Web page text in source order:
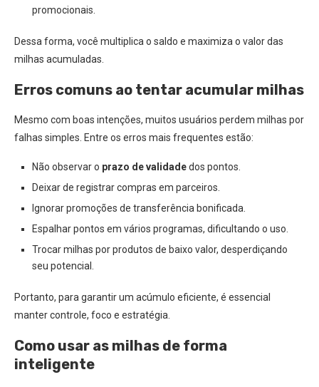
promocionais.
Dessa forma, você multiplica o saldo e maximiza o valor das
milhas acumuladas.
Erros comuns ao tentar acumular milhas
Mesmo com boas intenções, muitos usuários perdem milhas por
falhas simples. Entre os erros mais frequentes estão:
Não observar o prazo de validadedos pontos.
Deixar de registrar compras em parceiros.
Ignorar promoções de transferência bonificada.
Espalhar pontos em vários programas, dificultando o uso.
Trocar milhas por produtos de baixo valor, desperdiçando
seu potencial.
Portanto, para garantir um acúmulo eficiente, é essencial
manter controle, foco e estratégia.
Como usar as milhas de forma
inteligente